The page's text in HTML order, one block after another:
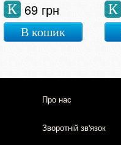
69 грн
К
В кошик
К
Про нас
Зворотній зв'язок